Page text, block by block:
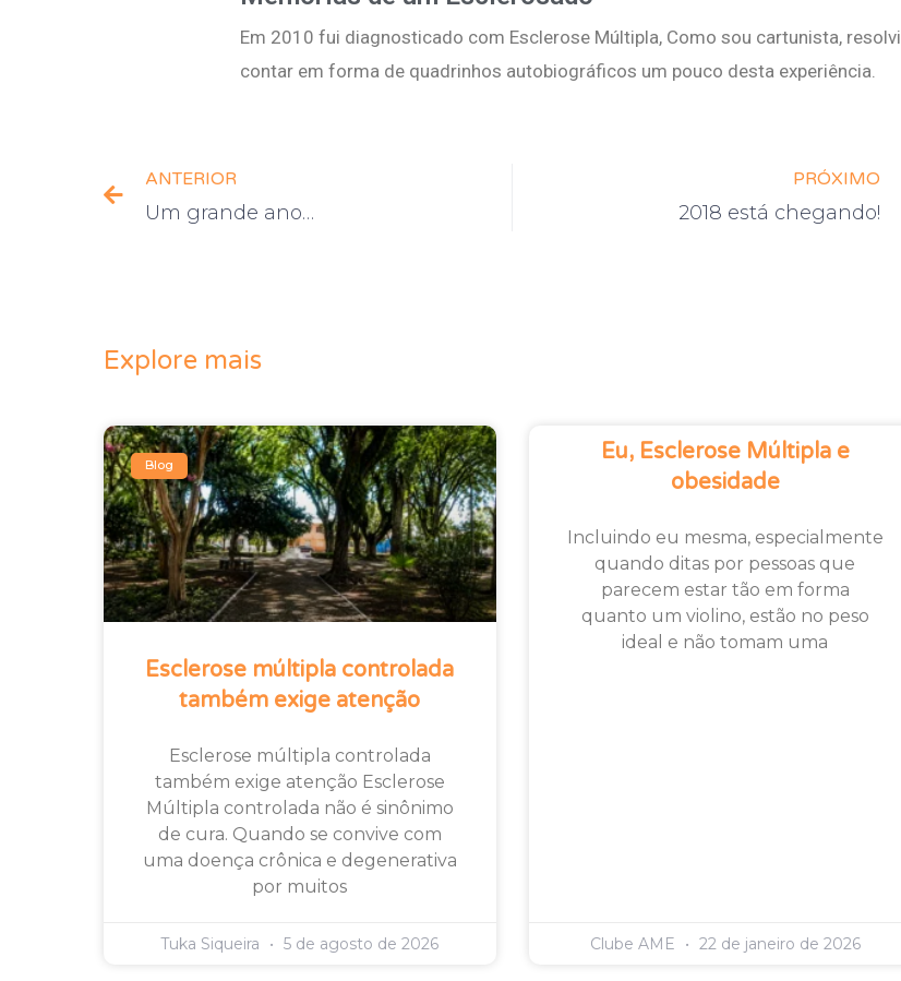
Em 2010 fui diagnosticado com Esclerose Múltipla, Como sou cartunista, resolvi
contar em forma de quadrinhos autobiográficos um pouco desta experiência.
ANTERIOR
Um grande ano…
PRÓXIMO
2018 está chegando!
Explore mais
Blog
Esclerose múltipla controlada
também exige atenção
Esclerose múltipla controlada
também exige atenção Esclerose
Múltipla controlada não é sinônimo
de cura. Quando se convive com
uma doença crônica e degenerativa
por muitos
Tuka Siqueira 5 de agosto de 2026
Eu, Esclerose Múltipla e
obesidade
Incluindo eu mesma, especialmente
quando ditas por pessoas que
parecem estar tão em forma
quanto um violino, estão no peso
ideal e não tomam uma
Clube AME 22 de janeiro de 2026